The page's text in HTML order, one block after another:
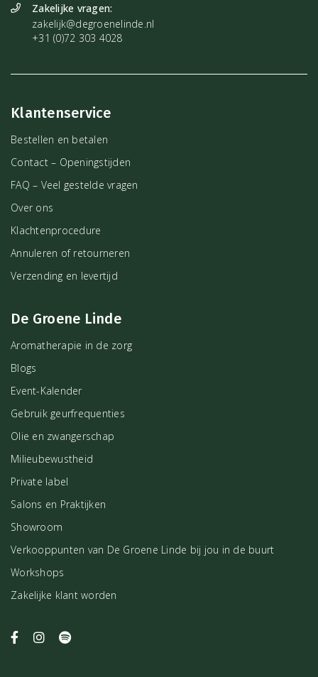
Zakelijke vragen:
zakelijk@degroenelinde.nl
+31 (0)72 303 4028
Klantenservice
Bestellen en betalen
Contact – Openingstijden
FAQ – Veel gestelde vragen
Over ons
Klachtenprocedure
Annuleren of retourneren
Verzending en levertijd
De Groene Linde
Aromatherapie in de zorg
Blogs
Event-Kalender
Gebruik geurfrequenties
Olie en zwangerschap
Milieubewustheid
Private label
Salons en Praktijken
Showroom
Verkooppunten van De Groene Linde bij jou in de buurt
Workshops
Zakelijke klant worden